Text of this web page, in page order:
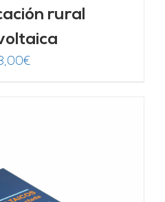
rural
€